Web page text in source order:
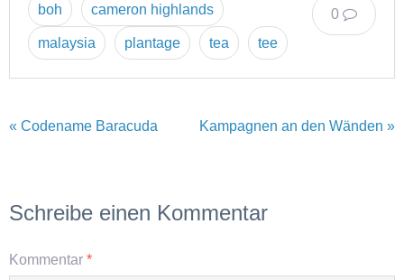
0
boh cameron highlands
malaysia plantage tea tee
« Codename Baracuda Kampagnen an den Wänden »
Schreibe einen Kommentar
Kommentar *